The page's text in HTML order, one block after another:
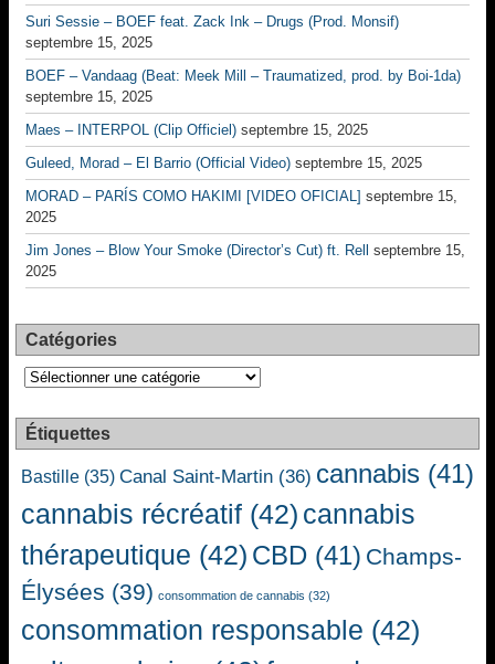
Suri Sessie – BOEF feat. Zack Ink – Drugs (Prod. Monsif)
septembre 15, 2025
BOEF – Vandaag (Beat: Meek Mill – Traumatized, prod. by Boi-1da)
septembre 15, 2025
Maes – INTERPOL (Clip Officiel) septembre 15, 2025
Guleed, Morad – El Barrio (Official Video) septembre 15, 2025
MORAD – PARÍS COMO HAKIMI [VIDEO OFICIAL] septembre 15,
2025
Jim Jones – Blow Your Smoke (Director’s Cut) ft. Rell
septembre 15,
2025
Catégories
Catégories
Étiquettes
Bastille (35) Canal Saint-Martin (36) cannabis (41)
cannabis récréatif (42) cannabis
thérapeutique (42) CBD (41) Champs-
Élysées (39) consommation de cannabis (32)
consommation responsable (42)